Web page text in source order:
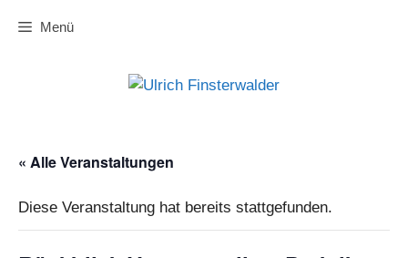
Inhalt Menü
« Alle Veranstaltungen
Diese Veranstaltung hat bereits stattgefunden.